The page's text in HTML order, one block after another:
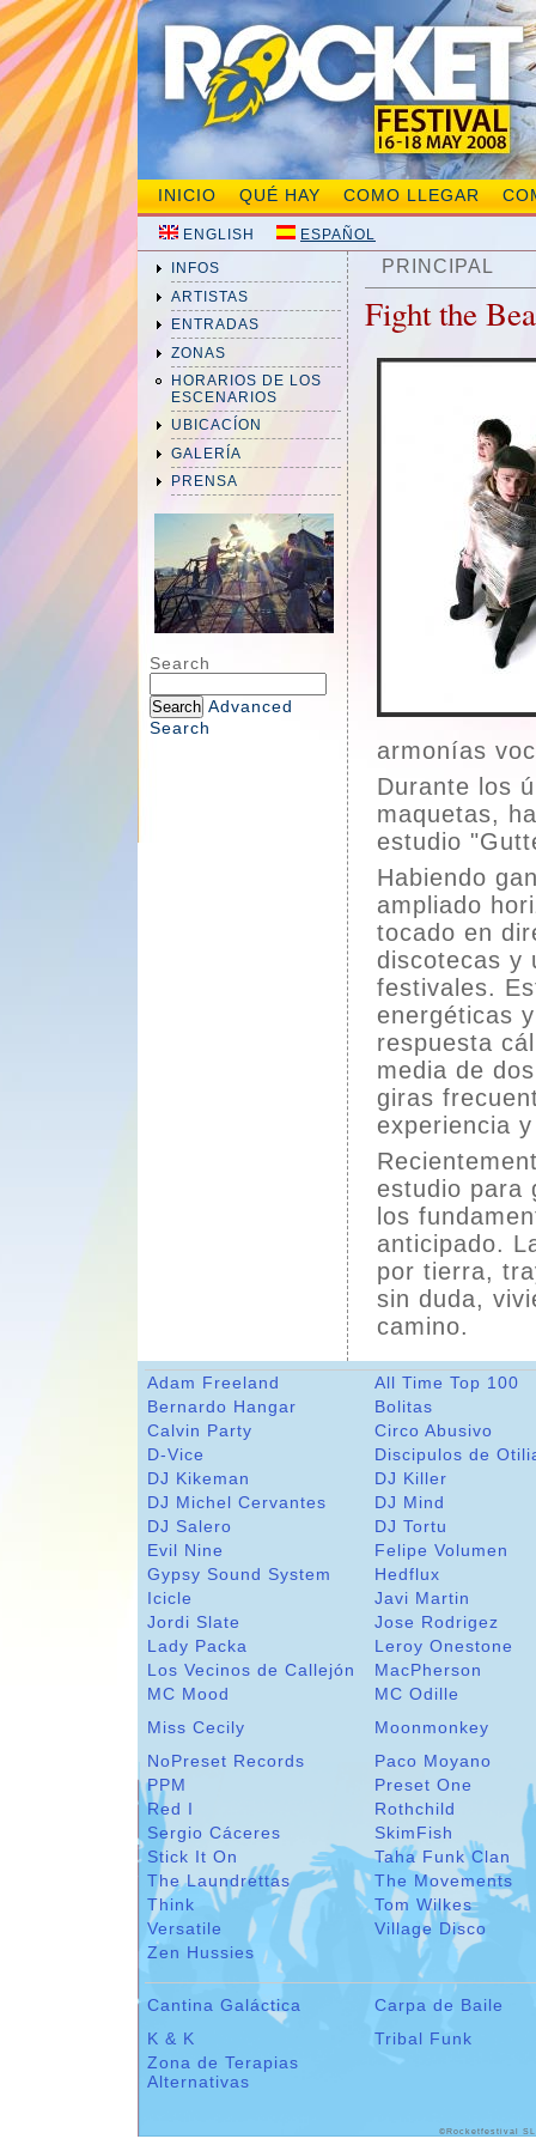
INICIO QUÉ HAY COMO LLEGAR
ENGLISH ESPAÑOL
INFOS
ARTISTAS
ENTRADAS
ZONAS
HORARIOS DE LOS
ESCENARIOS
UBICACÍON
GALERÍA
PRENSA
Search
Advanced
Search
PRINCIPAL
Fight the
armonías
Durante los
maquetas,
estudio
Habiendo
ampliado
tocado en
discotecas y
festivales.
energéticas
respuesta
media de
giras
experiencia
estudio para
los
anticipado.
por tierra,
sin duda,
camino.
Adam Freeland
All Time Top 100
Bernardo Hangar
Bolitas
Calvin Party
Circo Abusivo
D-Vice
Discipulos de
DJ Kikeman
DJ Killer
DJ Michel Cervantes
DJ Mind
DJ Salero
DJ Tortu
Evil Nine
Felipe Volumen
Gypsy Sound System
Hedflux
Icicle
Javi Martin
Jordi Slate
Jose Rodrigez
Lady Packa
Leroy Onestone
Los Vecinos de Callejón
MacPherson
MC Mood
MC Odille
Miss Cecily
Moonmonkey
NoPreset Records
Paco Moyano
PPM
Preset One
Red I
Rothchild
Sergio Cáceres
SkimFish
Stick It On
Taha Funk Clan
The Laundrettas
The Movements
Think
Tom Wilkes
Versatile
Village Disco
Zen Hussies
Cantina Galáctica
Carpa de Baile
K & K
Tribal Funk
Zona de Terapias
Alternativas
©Rocketfestival